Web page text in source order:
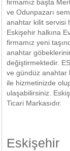
firmamız başta
ve Odunpazarı
anahtar kilit servisi
Eskişehir halkına
firmamız yeni
anahtar
değiştirmektedir.
ve gündüz anahtar
ile hizmetinizde
ulaşabilirsiniz.
Ticari Markasıdır.
Eskişehir